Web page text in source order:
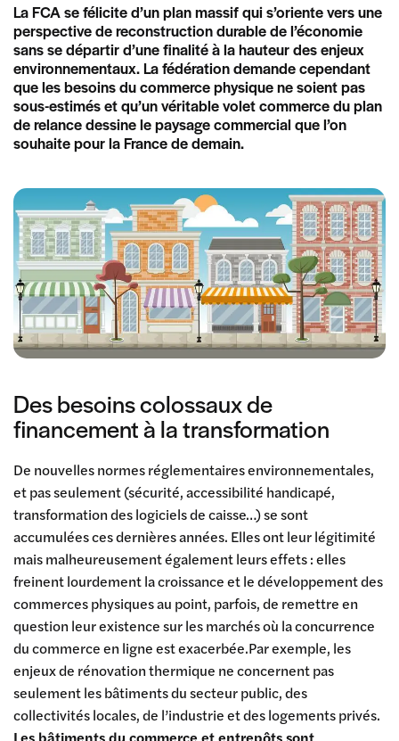
La FCA se félicite d’un plan massif qui s’oriente vers une
perspective de reconstruction durable de l’économie
sans se départir d’une finalité à la hauteur des enjeux
environnementaux. La fédération demande cependant
que les besoins du commerce physique ne soient pas
sous-estimés et qu’un véritable volet commerce du plan
de relance dessine le paysage commercial que l’on
souhaite pour la France de demain.
Des besoins colossaux de
financement à la transformation
De nouvelles normes réglementaires environnementales,
et pas seulement (sécurité, accessibilité handicapé,
transformation des logiciels de caisse…) se sont
accumulées ces dernières années. Elles ont leur légitimité
mais malheureusement également leurs effets : elles
freinent lourdement la croissance et le développement des
commerces physiques au point, parfois, de remettre en
question leur existence sur les marchés où la concurrence
du commerce en ligne est exacerbée.Par exemple, les
enjeux de rénovation thermique ne concernent pas
seulement les bâtiments du secteur public, des
collectivités locales, de l’industrie et des logements privés.
Les bâtiments du commerce et entrepôts sont